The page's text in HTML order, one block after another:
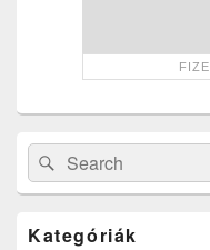
Search
for:
Search
Kategóriák